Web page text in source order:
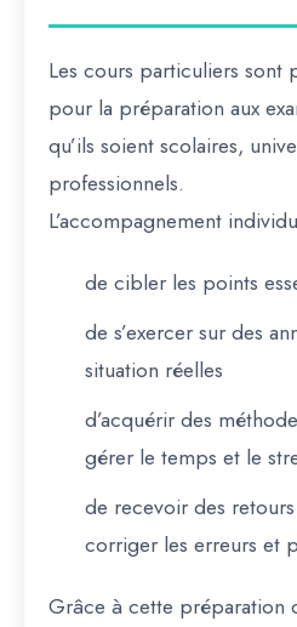
Les cours particuliers sont
pour la préparation aux
qu’ils soient scolaires,
professionnels.
L’accompagnement
de cibler les points
de s’exercer sur des
situation réelles
d’acquérir des
gérer le temps et le
de recevoir des
corriger les erreurs et
Grâce à cette préparation